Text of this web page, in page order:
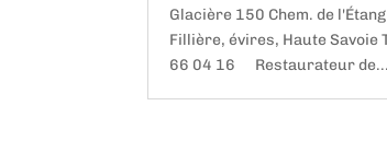
Glacière 150 Chem. de
Fillière, évires, Haute Savoie
66 04 16 Restaurateur de...